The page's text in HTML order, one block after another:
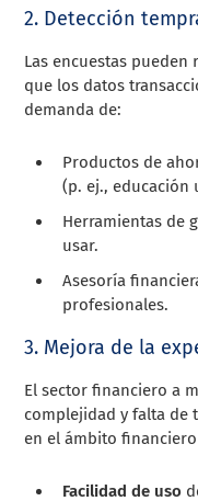
2. Detección
Las encuestas pueden
que los datos
demanda de:
Productos de
(p. ej., educación
Herramientas de
usar.
Asesoría
profesionales.
3. Mejora de la
El sector financiero a
complejidad y falta de
en el ámbito
Facilidad de uso